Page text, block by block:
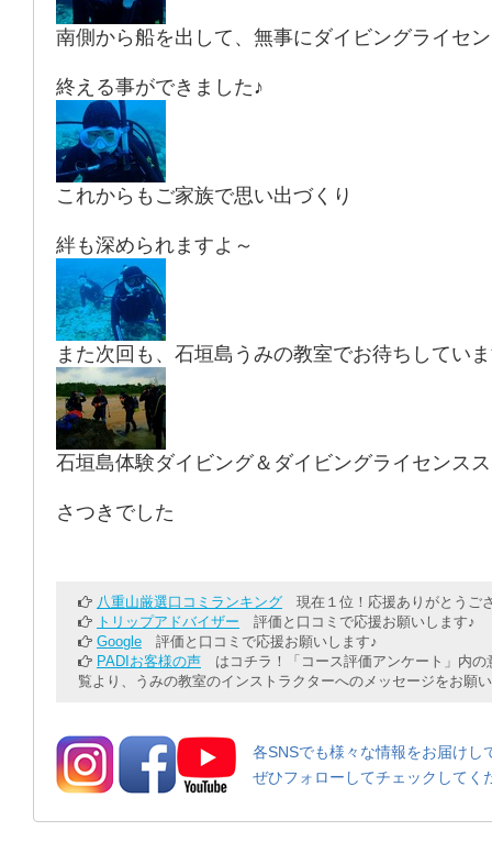
南側から船を出して、無事にダイビングライセ
終える事ができました♪
これからもご家族で思い出づくり
絆も深められますよ～
また次回も、石垣島うみの教室でお待ちしてい
石垣島体験ダイビング＆ダイビングライセンス
さつきでした
八重山厳選口コミランキング 現在１位！応援ありがとうご
トリップアドバイザー 評価と口コミで応援お願いします♪
Google 評価と口コミで応援お願いします♪
PADIお客様の声 はコチラ！「コース評価アンケート」内の
覧より、うみの教室のインストラクターへのメッセージをお願
各SNSでも様々な情報をお届けし
ぜひフォローしてチェックしてく